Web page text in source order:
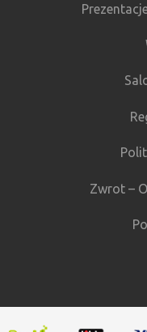
Zwrot –